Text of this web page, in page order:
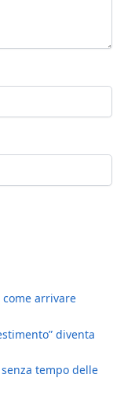
arrivare
diventa
tempo delle